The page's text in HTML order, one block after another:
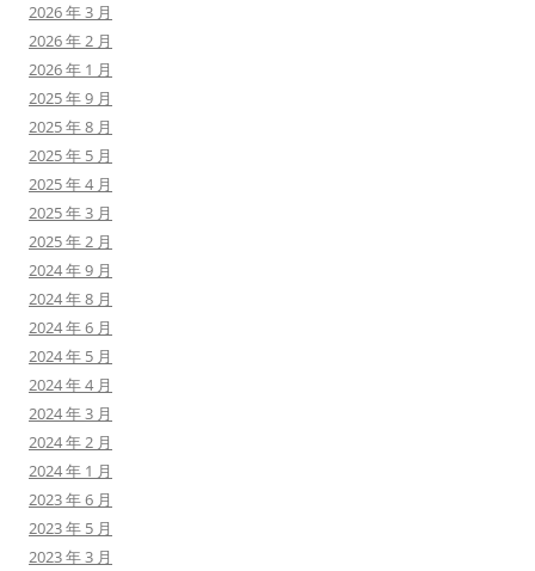
2026 年 3 月
2026 年 2 月
2026 年 1 月
2025 年 9 月
2025 年 8 月
2025 年 5 月
2025 年 4 月
2025 年 3 月
2025 年 2 月
2024 年 9 月
2024 年 8 月
2024 年 6 月
2024 年 5 月
2024 年 4 月
2024 年 3 月
2024 年 2 月
2024 年 1 月
2023 年 6 月
2023 年 5 月
2023 年 3 月